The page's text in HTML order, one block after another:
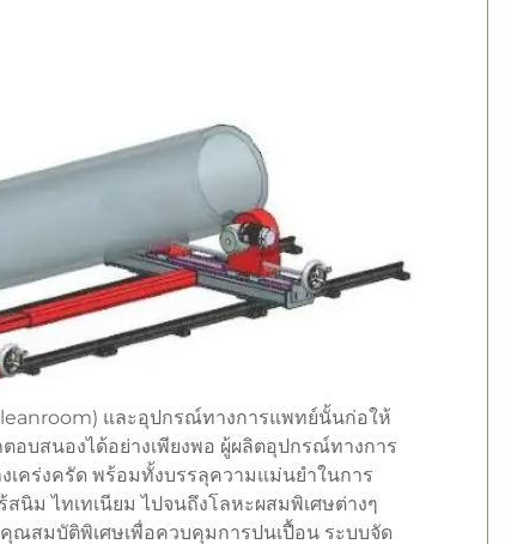
และอุปกรณ์ทางการแพทย์นั้นก่อให้
บสนองได้อย่างเพียงพอ ผู้ผลิตอุปกรณ์ทางการ
คร่งครัด พร้อมทั้งบรรลุความแม่นยำในการ
นิม ไทเทเนียม ไปจนถึงโลหะผสมพิเศษต่างๆ
ณสมบัติพิเศษเพื่อควบคุมการปนเปื้อน ระบบจัด